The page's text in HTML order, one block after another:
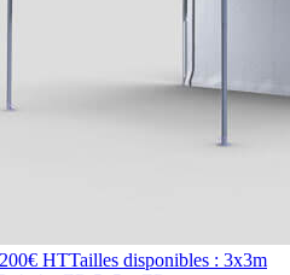
HTTailles disponibles : 3x3m